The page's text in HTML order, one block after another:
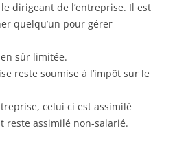
dirigeant de l’entreprise. Il est
quelqu’un pour gérer
sûr limitée.
reste soumise à l’impôt sur le
celui ci est assimilé
reste assimilé non-salarié.